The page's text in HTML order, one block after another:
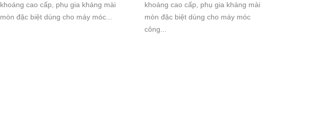
khoáng cao cấp, phụ gia kháng mài
mòn đặc biệt dùng cho máy móc...
khoáng cao cấp, phụ gia kháng mài
mòn đặc biệt dùng cho máy móc
công...